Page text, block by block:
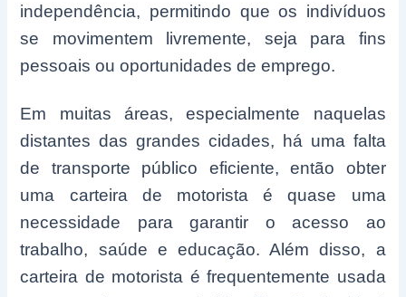
independência, permitindo que os indivíduos
se movimentem livremente, seja para fins
pessoais ou oportunidades de emprego.
Em muitas áreas, especialmente naquelas
distantes das grandes cidades, há uma falta
de transporte público eficiente, então obter
uma carteira de motorista é quase uma
necessidade para garantir o acesso ao
trabalho, saúde e educação. Além disso, a
carteira de motorista é frequentemente usada